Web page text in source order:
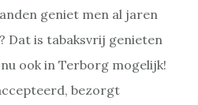
geniet men al jaren
Dat is tabaksvrij genieten
ook in Terborg mogelijk!
bezorgt